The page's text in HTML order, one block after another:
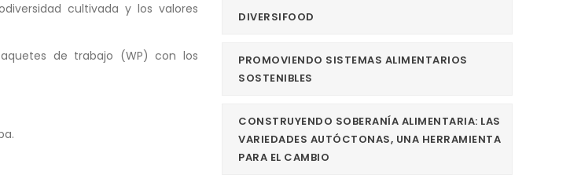
cultivada y los valores
de trabajo (WP) con los
DIVERSIFOOD
PROMOVIENDO SISTEMAS ALIMENTARIOS
SOSTENIBLES
CONSTRUYENDO SOBERANÍA ALIMENTARIA: LAS
VARIEDADES AUTÓCTONAS, UNA HERRAMIENTA
PARA EL CAMBIO